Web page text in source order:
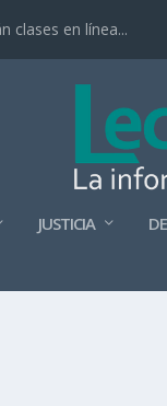
clases en línea...
JUSTICIA